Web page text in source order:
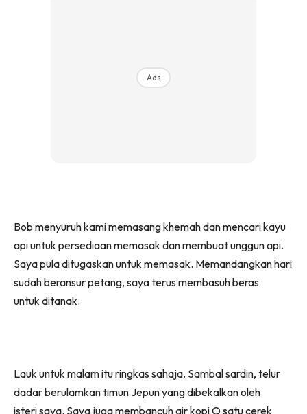
Ads
Bob menyuruh kami memasang khemah dan mencari kayu
api untuk persediaan memasak dan membuat unggun api.
Saya pula ditugaskan untuk memasak. Memandangkan hari
sudah beransur petang, saya terus membasuh beras
untuk ditanak.
Lauk untuk malam itu ringkas sahaja. Sambal sardin, telur
dadar berulamkan timun Jepun yang dibekalkan oleh
isteri saya. Saya juga membancuh air kopi O satu cerek